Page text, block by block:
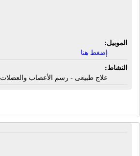
الموبيل:
إضغط هنا
النشاط:
علاج طبيعى - رسم الأعصاب والعضلات